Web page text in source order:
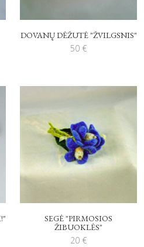
DOVANŲ DĖŽUTĖ "ŽVILGSNIS"
50 €
SEGĖ "PIRMOSIOS
ŽIBUOKLĖS"
20 €